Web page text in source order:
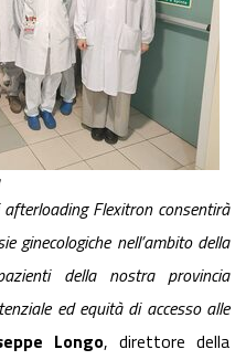
Flexitron consentirà
ginecologiche nell’ambito della
della nostra provincia
ed equità di accesso alle
Longo, direttore della